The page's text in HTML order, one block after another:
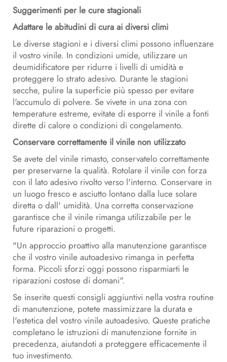
Suggerimenti per le cure stagionali
Adattare le abitudini di cura ai diversi climi
Le diverse stagioni e i diversi climi possono influenzare
il vostro vinile. In condizioni umide, utilizzare un
deumidificatore per ridurre i livelli di umidità e
proteggere lo strato adesivo. Durante le stagioni
secche, pulire la superficie più spesso per evitare
l'accumulo di polvere. Se vivete in una zona con
temperature estreme, evitate di esporre il vinile a fonti
dirette di calore o condizioni di congelamento.
Conservare correttamente il vinile non utilizzato
Se avete del vinile rimasto, conservatelo correttamente
per preservarne la qualità. Rotolare il vinile con forza
con il lato adesivo rivolto verso l'interno. Conservare in
un luogo fresco e asciutto lontano dalla luce solare
diretta o dall' umidità. Una corretta conservazione
garantisce che il vinile rimanga utilizzabile per le
future riparazioni o progetti.
"Un approccio proattivo alla manutenzione garantisce
che il vostro vinile autoadesivo rimanga in perfetta
forma. Piccoli sforzi oggi possono risparmiarti le
riparazioni costose di domani".
Se inserite questi consigli aggiuntivi nella vostra routine
di manutenzione, potete massimizzare la durata e
l'estetica del vostro vinile autoadesivo. Queste pratiche
completano le istruzioni di manutenzione fornite in
precedenza, aiutandoti a proteggere efficacemente il
tuo investimento.